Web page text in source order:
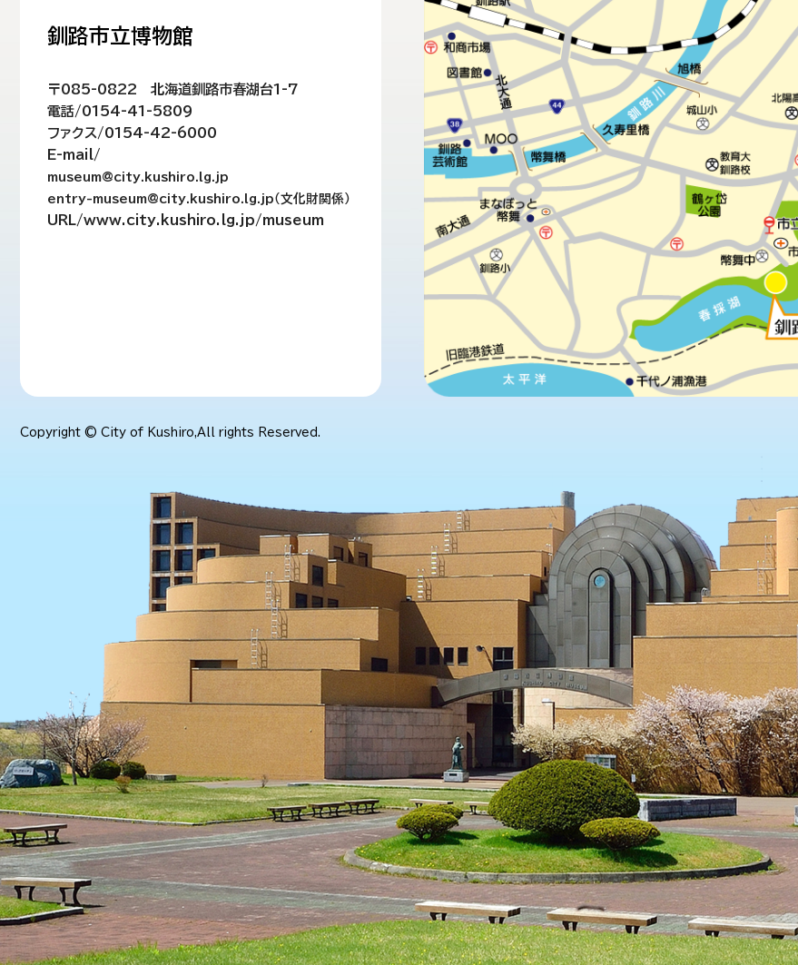
釧路市立博物館
〒085-0822 北海道釧路市春湖台1-7
電話/0154-41-5809
ファクス/0154-42-6000
E-mail/
museum@city.kushiro.lg.jp
entry-museum@city.kushiro.lg.jp（文化財関係）
URL/www.city.kushiro.lg.jp/museum
Copyright © City of Kushiro,All rights Reserved.